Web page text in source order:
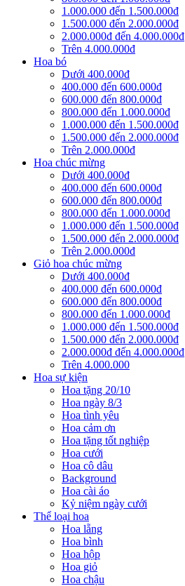
1.000.000 đến 1.500.000đ
1.500.000 đến 2.000.000đ
2.000.000đ đến 4.000.000đ
Trên 4.000.000đ
Hoa bó
Dưới 400.000đ
400.000 đến 600.000đ
600.000 đến 800.000đ
800.000 đến 1.000.000đ
1.000.000 đến 1.500.000đ
1.500.000 đến 2.000.000đ
Trên 2.000.000đ
Hoa chúc mừng
Dưới 400.000đ
400.000 đến 600.000đ
600.000 đến 800.000đ
800.000 đến 1.000.000đ
1.000.000 đến 1.500.000đ
1.500.000 đến 2.000.000đ
Trên 2.000.000đ
Giỏ hoa chúc mừng
Dưới 400.000đ
400.000 đến 600.000đ
600.000 đến 800.000đ
800.000 đến 1.000.000đ
1.000.000 đến 1.500.000đ
1.500.000 đến 2.000.000đ
2.000.000đ đến 4.000.000đ
Trên 4.000.000
Hoa sự kiện
Hoa tặng 20/10
Hoa ngày 8/3
Hoa tình yêu
Hoa cảm ơn
Hoa tặng tốt nghiệp
Hoa cưới
Hoa cô dâu
Background
Hoa cài áo
Kỷ niệm ngày cưới
Thể loại hoa
Hoa lẵng
Hoa bình
Hoa hộp
Hoa giỏ
Hoa chậu